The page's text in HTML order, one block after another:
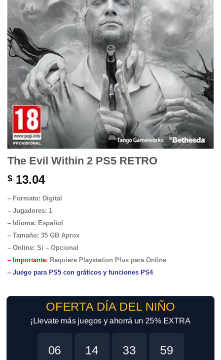
The Evil Within 2 PS5 RETRO
$ 13.04
– Formato: Digital
– Jugadores: 1
– Idioma: Español
– Tamaño: 35 GB Aprox
– Online: Si – Opcional
– Importante: Requiere Playstation Plus para Online
– Juego para PS5 con gráficos y funciones PS4
OFERTA DÍA DEL NIÑO
¡Llevate más juegos y ahorrá un 25% EXTRA
06 14 33 59